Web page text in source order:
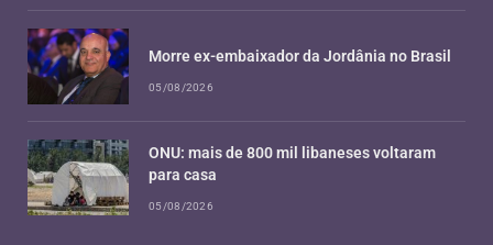
Morre ex-embaixador da Jordânia no Brasil
05/08/2026
ONU: mais de 800 mil libaneses voltaram
para casa
05/08/2026